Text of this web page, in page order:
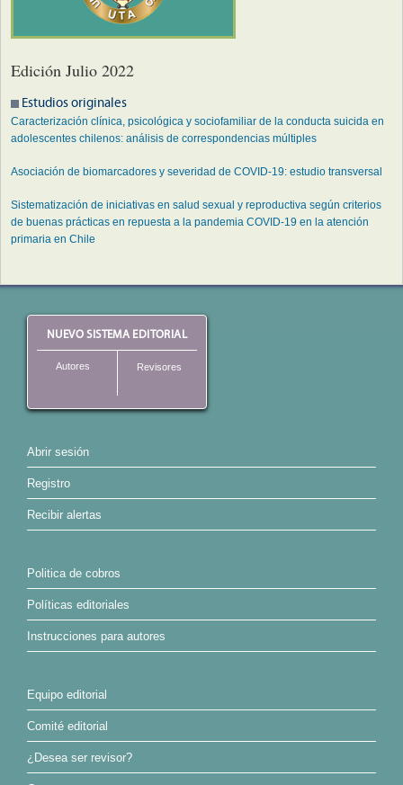
Edición Julio 2022
Estudios originales
Caracterización clínica, psicológica y sociofamiliar de la conducta suicida en
adolescentes chilenos: análisis de correspondencias múltiples
Asociación de biomarcadores y severidad de COVID-19: estudio transversal
Sistematización de iniciativas en salud sexual y reproductiva según criterios
de buenas prácticas en repuesta a la pandemia COVID-19 en la atención
primaria en Chile
NUEVO SISTEMA EDITORIAL
Autores Revisores
Abrir sesión
Registro
Recibir alertas
Politica de cobros
Políticas editoriales
Instrucciones para autores
Equipo editorial
Comité editorial
¿Desea ser revisor?